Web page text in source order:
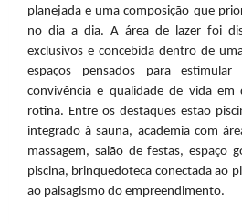
planejada e uma composição que
no dia a dia. A área de lazer foi
exclusivos e concebida dentro de
espaços pensados para estimular
convivência e qualidade de vida em
rotina. Entre os destaques estão
integrado à sauna, academia com
massagem, salão de festas, espaço
piscina, brinquedoteca conectada ao
ao paisagismo do empreendimento.